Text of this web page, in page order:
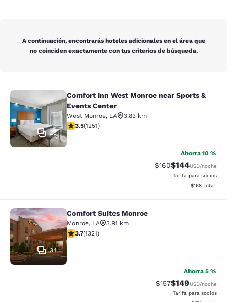
A continuación, encontrarás hoteles adicionales en el área que
no coinciden exactamente con tus criterios de búsqueda.
Comfort Inn West Monroe near
23
Comfort Inn West Monroe near Sports &
Events Center
West Monroe, LA
3.83 km
calificación de 3.55 estrellas. Bueno. 1251 reseñas
3.5(1251)
Ahorra 10 %
Precio tachado:
$160Precio con
$144USD/noche
Tarifa para socios
Ver detalles
$168 total
Comfort Suites Monroe
34
Comfort Suites Monroe
Monroe, LA
3.91 km
calificación de 3.69 estrellas. Bueno. 1321 reseñas
3.7(1321)
Ahorra 5 %
Precio tachado:
$157Precio con
$149USD/noche
Tarifa para socios